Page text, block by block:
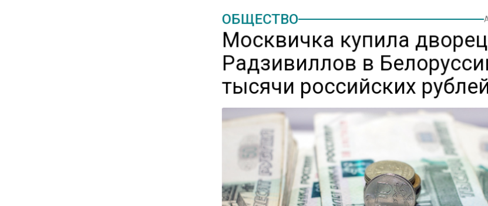
ОБЩЕСТВО
Москвичка купила дворец
Радзивиллов в
тысячи российских